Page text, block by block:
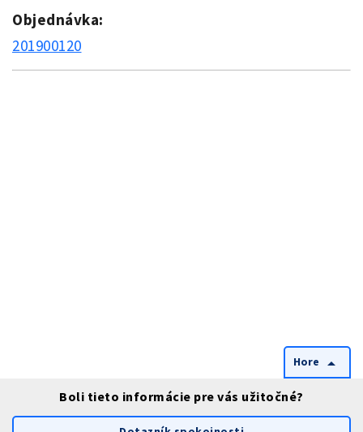
Objednávka:
201900120
Hore arrow_drop_up
Boli tieto informácie pre vás užitočné?